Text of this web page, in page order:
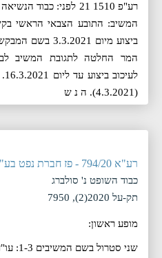
רע"פ 1510 21 לפני: כבוד הנשיאה א' חיות המבקש: לי
המשיב: התובע הצבאי הראשי
ביצוע מיום
המר החלטה לתגובת המשיב
(‏4.3.2021). ה נ ש
רע"א 794/20 - פז חברת נפט בע"מ נ' פלונית
כבוד השופט נ' סולברג
תק-על 2020(2), 7950
מופע ראשון:
שני סטרול בשם המשיבים 1-3: עו"ד צפריר נגבי; עו"ד